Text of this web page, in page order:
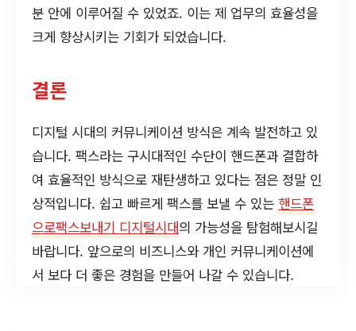
분 안에 이루어질 수 있었죠. 이는 제 업무의 효율성을
크게 향상시키는 기회가 되었습니다.
결론
디지털 시대의 커뮤니케이션 방식은 계속 발전하고 있
습니다. 팩스라는 구시대적인 수단이 핸드폰과 결합하
여 효율적인 방식으로 재탄생하고 있다는 점은 정말 인
상적입니다. 쉽고 빠르게 팩스를 보낼 수 있는 핸드폰
으로팩스보내기 디지털시대의 가능성을 탐험해보시길
바랍니다. 앞으로의 비즈니스와 개인 커뮤니케이션에
서 보다 더 좋은 경험을 만들어 나갈 수 있습니다.